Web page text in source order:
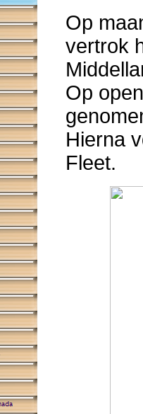
Op
vertrok
Op
Hierna
Fleet.